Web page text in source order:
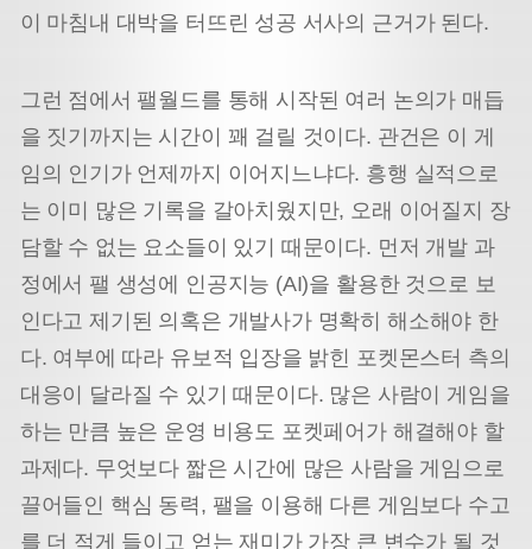
이 마침내 대박을 터뜨린 성공 서사의 근거가 된다.
그런 점에서 팰월드를 통해 시작된 여러 논의가 매듭
을 짓기까지는 시간이 꽤 걸릴 것이다. 관건은 이 게
임의 인기가 언제까지 이어지느냐다. 흥행 실적으로
는 이미 많은 기록을 갈아치웠지만, 오래 이어질지 장
담할 수 없는 요소들이 있기 때문이다. 먼저 개발 과
정에서 팰 생성에 인공지능 (AI)을 활용한 것으로 보
인다고 제기된 의혹은 개발사가 명확히 해소해야 한
다. 여부에 따라 유보적 입장을 밝힌 포켓몬스터 측의
대응이 달라질 수 있기 때문이다. 많은 사람이 게임을
하는 만큼 높은 운영 비용도 포켓페어가 해결해야 할
과제다. 무엇보다 짧은 시간에 많은 사람을 게임으로
끌어들인 핵심 동력, 팰을 이용해 다른 게임보다 수고
를 더 적게 들이고 얻는 재미가 가장 큰 변수가 될 것